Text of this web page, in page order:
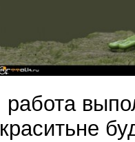
работа
краситьне